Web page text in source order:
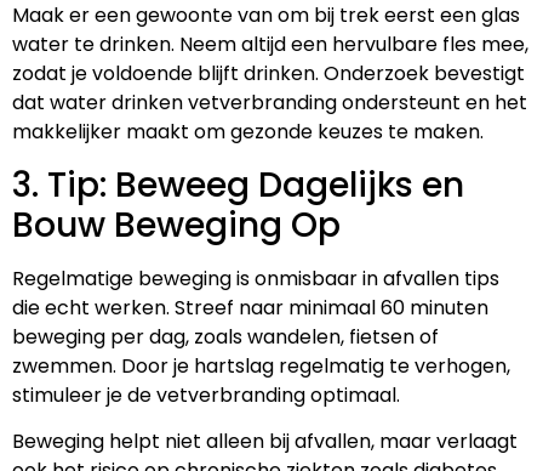
Maak er een gewoonte van om bij trek eerst een glas
water te drinken. Neem altijd een hervulbare fles mee,
zodat je voldoende blijft drinken. Onderzoek bevestigt
dat water drinken vetverbranding ondersteunt en het
makkelijker maakt om gezonde keuzes te maken.
3. Tip: Beweeg Dagelijks en
Bouw Beweging Op
Regelmatige beweging is onmisbaar in afvallen tips
die echt werken. Streef naar minimaal 60 minuten
beweging per dag, zoals wandelen, fietsen of
zwemmen. Door je hartslag regelmatig te verhogen,
stimuleer je de vetverbranding optimaal.
Beweging helpt niet alleen bij afvallen, maar verlaagt